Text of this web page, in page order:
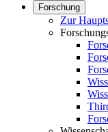
Forschung
Zur